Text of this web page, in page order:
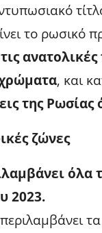
το ρωσικό
, και
της
ζώνες
όλα
2023.